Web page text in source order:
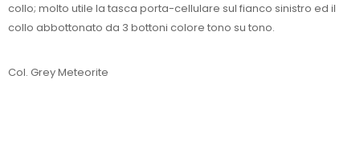
collo; molto utile la tasca porta-cellulare sul fianco sinistro ed il
collo abbottonato da 3 bottoni colore tono su tono.
Col. Grey Meteorite